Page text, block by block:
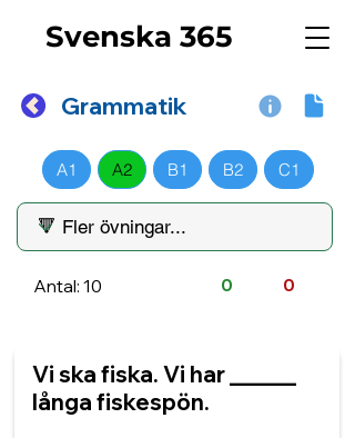
Svenska 365
Grammatik
A1 A2 B1 B2 C1
Antal: 10 0 0
Vi ska fiska. Vi har ______
långa fiskespön.